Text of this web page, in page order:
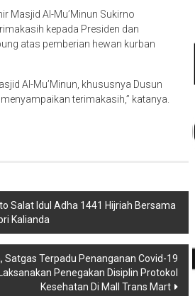
Masjid Al-Mu’Minun Sukirno
kepada Presiden dan
atas pemberian hewan kurban
Al-Mu’Minun, khususnya Dusun
terimakasih,” katanya.
Salat Idul Adha 1441 Hijriah Bersama
Kalianda
Satgas Terpadu Penanganan Covid-19
Penegakan Disiplin Protokol
Kesehatan Di Mall Trans Mart